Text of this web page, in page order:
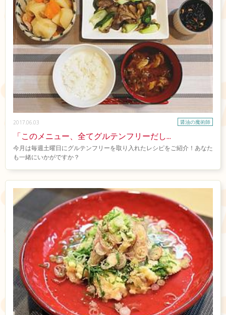
2017.06.03 醤油の魔術師
「このメニュー、全てグルテンフリーだし...
今月は毎週土曜日にグルテンフリーを取り入れたレシピをご紹介！あなた
も一緒にいかがですか？